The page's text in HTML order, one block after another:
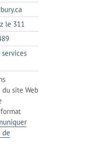
dans
un
nouvel
s'ouvre
dans
votre
de
le 311
dans
un
client
téléphone
s'ouvre
dans
client
votre
site Web
de